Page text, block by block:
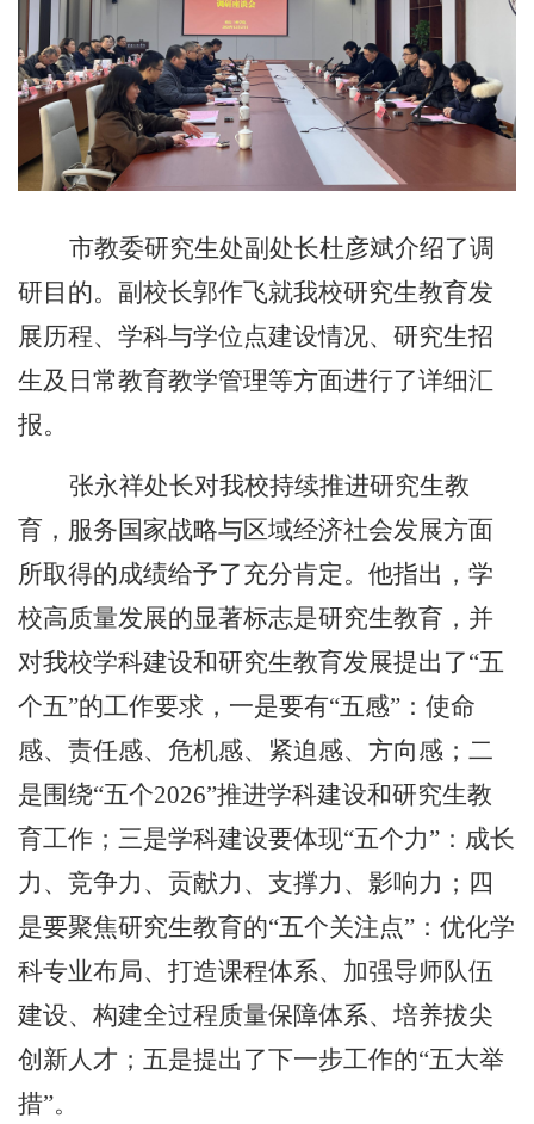
市教委研究生处副处长杜彦斌介绍了调
研目的。副校长郭作飞就我校研究生教育发
展历程、学科与学位点建设情况、研究生招
生及日常教育教学管理等方面进行了详细汇
报。
张永祥处长对我校持续推进研究生教
育，服务国家战略与区域经济社会发展方面
所取得的成绩给予了充分肯定。他指出，学
校高质量发展的显著标志是研究生教育，并
对我校学科建设和研究生教育发展提出了“五
个五”的工作要求，一是要有“五感”：使命
感、责任感、危机感、紧迫感、方向感；二
是围绕“五个2026”推进学科建设和研究生教
育工作；三是学科建设要体现“五个力”：成长
力、竞争力、贡献力、支撑力、影响力；四
是要聚焦研究生教育的“五个关注点”：优化学
科专业布局、打造课程体系、加强导师队伍
建设、构建全过程质量保障体系、培养拔尖
创新人才；五是提出了下一步工作的“五大举
措”。